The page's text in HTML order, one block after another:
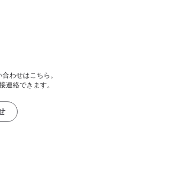
わせはこちら。
連絡できます。